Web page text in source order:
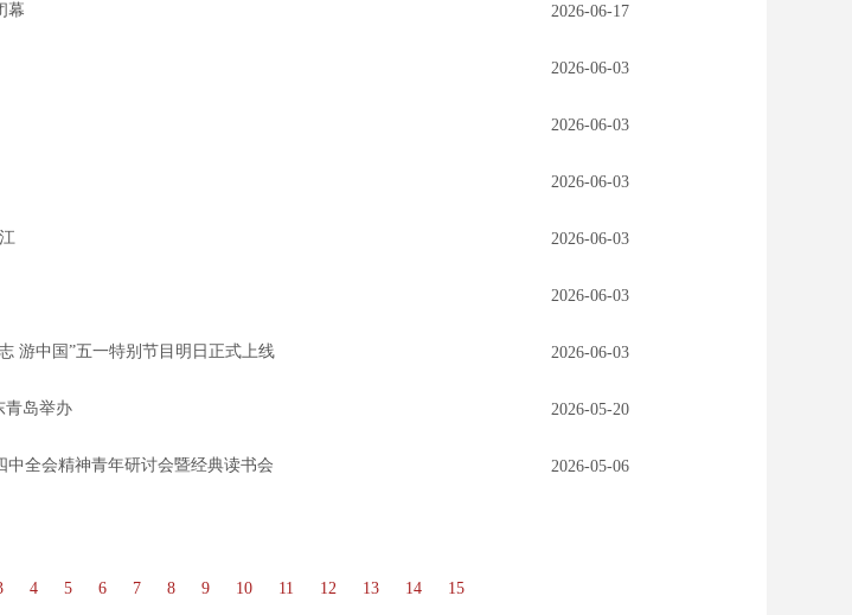
幕 2026-06-17
2026-06-03
2026-06-03
2026-06-03
2026-06-03
2026-06-03
游中国”五一特别节目明日正式上线 2026-06-03
青岛举办 2026-05-20
全会精神青年研讨会暨经典读书会 2026-05-06
4 5 6 7 8 9 10 11 12 13 14 15